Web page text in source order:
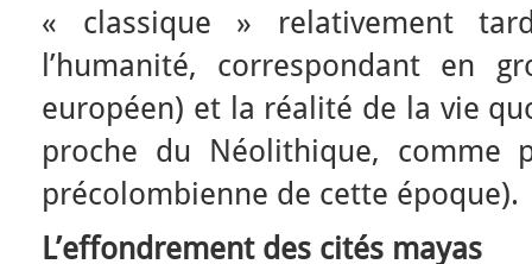
« classique » relativement
l’humanité, correspondant en
européen) et la réalité de la vie
proche du Néolithique, comme
précolombienne de cette époque).
L’effondrement des cités mayas